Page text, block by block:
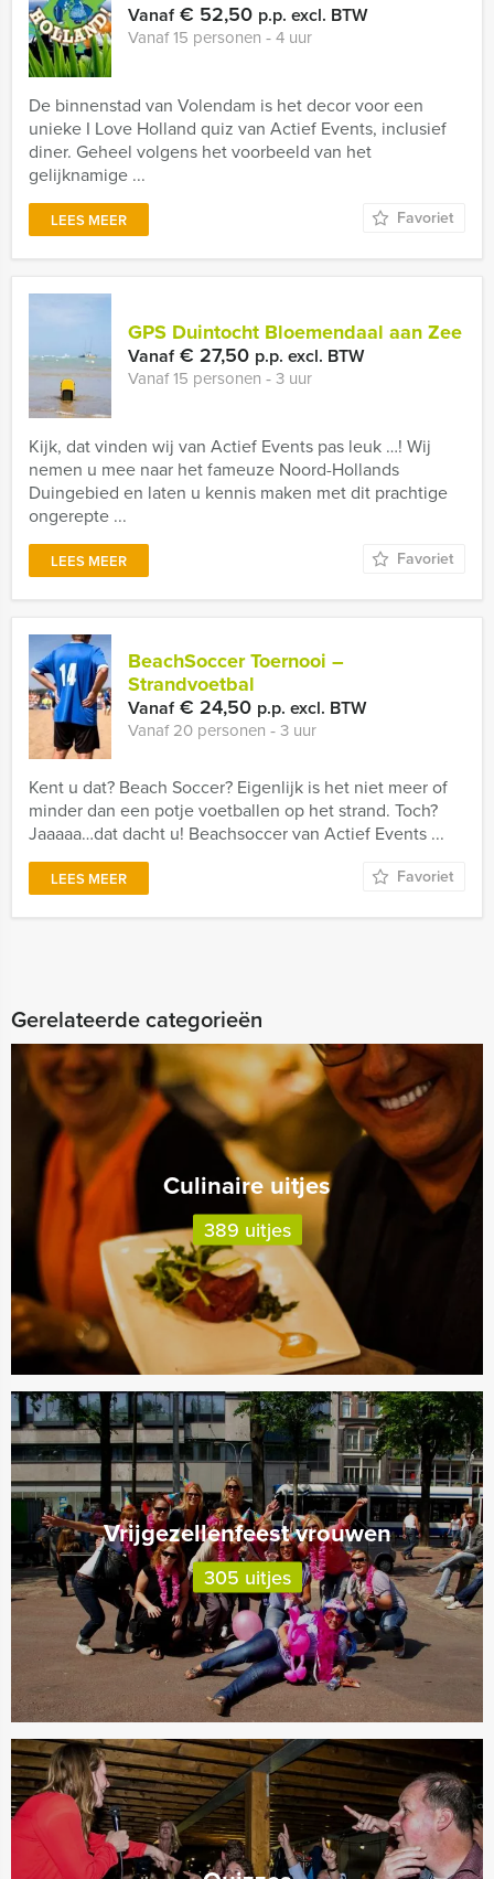
Vanaf€ 52,50 p.p. excl. BTW
Vanaf 15 personen ‐ 4 uur
De binnenstad van Volendam is het decor voor een
unieke I Love Holland quiz van Actief Events, inclusief
diner. Geheel volgens het voorbeeld van het
gelijknamige ...
LEES MEER Favoriet
GPS Duintocht Bloemendaal aan Zee
Vanaf€ 27,50 p.p. excl. BTW
Vanaf 15 personen ‐ 3 uur
Kijk, dat vinden wij van Actief Events pas leuk …! Wij
nemen u mee naar het fameuze Noord-Hollands
Duingebied en laten u kennis maken met dit prachtige
ongerepte ...
LEES MEER Favoriet
BeachSoccer Toernooi –
Strandvoetbal
Vanaf€ 24,50 p.p. excl. BTW
Vanaf 20 personen ‐ 3 uur
Kent u dat? Beach Soccer? Eigenlijk is het niet meer of
minder dan een potje voetballen op het strand. Toch?
Jaaaaa…dat dacht u! Beachsoccer van Actief Events ...
LEES MEER Favoriet
Gerelateerde categorieën
Culinaire uitjes
389 uitjes
Vrijgezellenfeest vrouwen
305 uitjes